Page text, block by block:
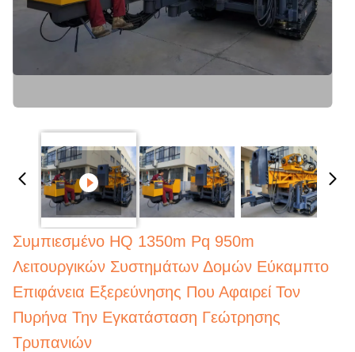
Συμπιεσμένο HQ 1350m Pq 950m
Λειτουργικών Συστημάτων Δομών Εύκαμπτο
Επιφάνεια Εξερεύνησης Που Αφαιρεί Τον
Πυρήνα Την Εγκατάσταση Γεώτρησης
Τρυπανιών